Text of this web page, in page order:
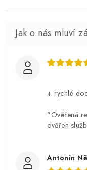
+ rychlé
"Ověřená
ověřen
Antonín